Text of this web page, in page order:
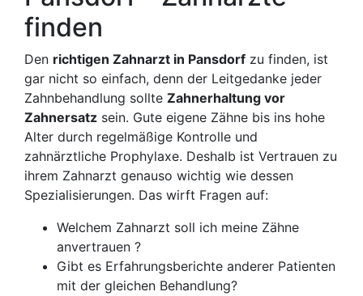
finden
Den richtigen Zahnarzt in Pansdorf zu finden, ist
gar nicht so einfach, denn der Leitgedanke jeder
Zahnbehandlung sollte Zahnerhaltung vor
Zahnersatz sein. Gute eigene Zähne bis ins hohe
Alter durch regelmäßige Kontrolle und
zahnärztliche Prophylaxe. Deshalb ist Vertrauen zu
ihrem Zahnarzt genauso wichtig wie dessen
Spezialisierungen. Das wirft Fragen auf:
Welchem Zahnarzt soll ich meine Zähne
anvertrauen ?
Gibt es Erfahrungsberichte anderer Patienten
mit der gleichen Behandlung?